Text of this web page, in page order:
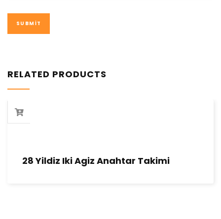
RELATED PRODUCTS
28 Yildiz Iki Agiz Anahtar Takimi